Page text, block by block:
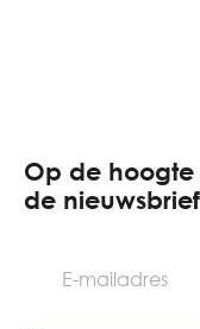
Op de
de nieuwsbrief
mailadres